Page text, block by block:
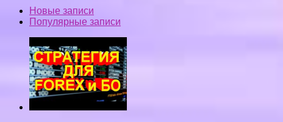
Новые записи
Популярные записи